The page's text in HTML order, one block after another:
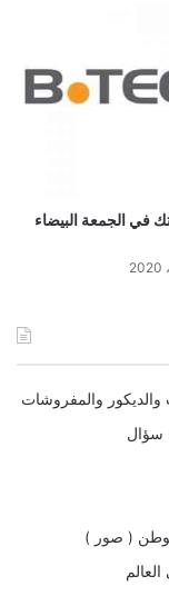
في الجمعة البيضاء
والديكور والمفروشات
( صور )